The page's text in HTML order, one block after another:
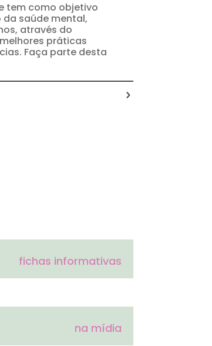
tem como objetivo
saúde mental,
através do
práticas
Faça parte desta
fichas informativas
na mídia